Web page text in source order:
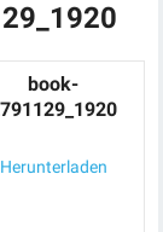
book-
Herunterladen